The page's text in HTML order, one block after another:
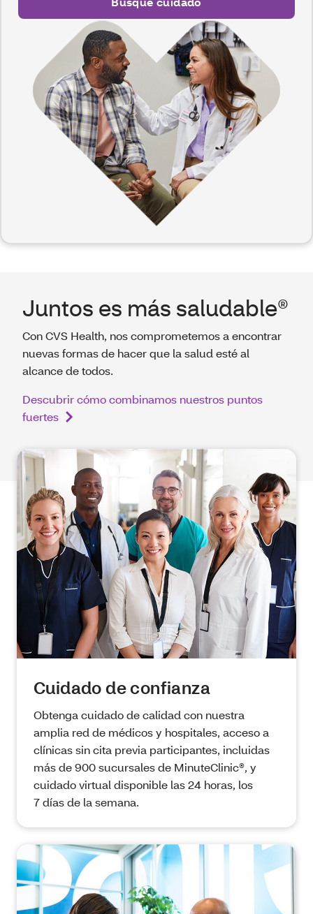
Juntos es más saludable®
Con CVS Health, nos comprometemos a encontrar
nuevas formas de hacer que la salud esté al
alcance de todos.
Descubrir cómo combinamos nuestros puntos
fuertes
Cuidado de confianza
Obtenga cuidado de calidad con nuestra
amplia red de médicos y hospitales, acceso a
clínicas sin cita previa participantes, incluidas
más de 900 sucursales de MinuteClinic®, y
cuidado virtual disponible las 24 horas, los
7 días de la semana.